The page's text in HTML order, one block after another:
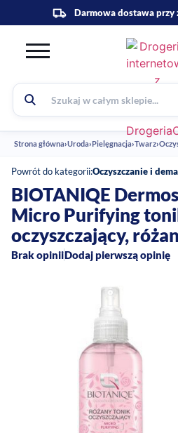
Strona główna›Uroda›Pielęgnacja›Twarz›
Powrót do kategorii:Oczyszczanie i
BIOTANIQE
Micro Purifying
oczyszczający,
Brak opiniiDodaj pierwszą opinię